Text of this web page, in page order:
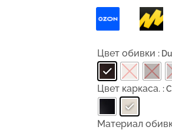
Цвет обивки :
Цвет каркаса. :
Материал